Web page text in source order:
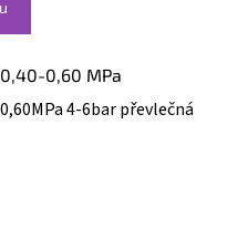
0,40-0,60 MPa
4-6bar převlečná